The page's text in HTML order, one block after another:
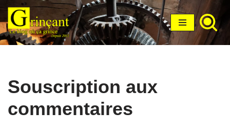
Aller
au
Souscription aux
commentaires